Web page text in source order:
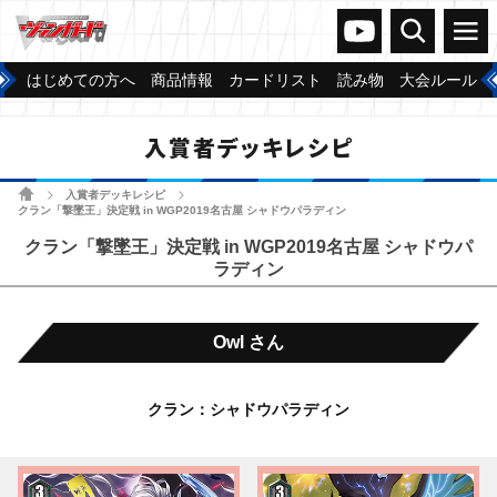
ヴァンガードch
検索 メニュー
はじめての方へ 商品情報 カードリスト 読み物 大会ルール
入賞者デッキレシピ
ホーム 入賞者デッキレシピ
クラン「撃墜王」決定戦 in WGP2019名古屋 シャドウパラディン
クラン「撃墜王」決定戦 in WGP2019名古屋 シャドウパ
ラディン
Owl さん
クラン：シャドウパラディン